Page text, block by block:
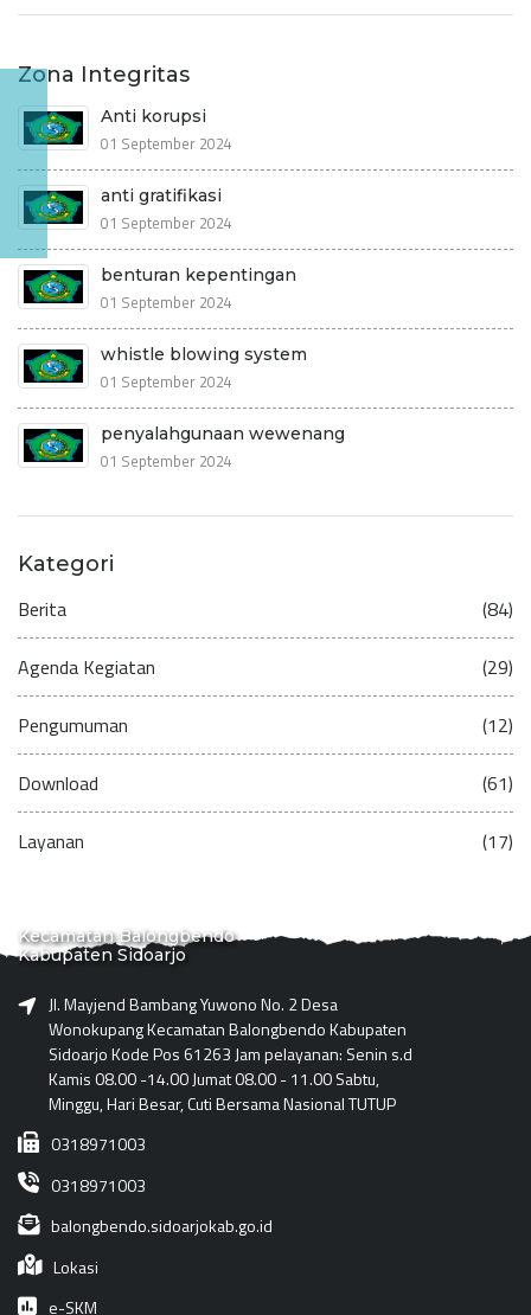
Zona Integritas
Anti korupsi
01 September 2024
anti gratifikasi
01 September 2024
benturan kepentingan
01 September 2024
whistle blowing system
01 September 2024
penyalahgunaan wewenang
01 September 2024
Kategori
Berita (84)
Agenda Kegiatan (29)
Pengumuman (12)
Download (61)
Layanan (17)
Kecamatan Balongbendo
Kabupaten Sidoarjo
Jl. Mayjend Bambang Yuwono No. 2 Desa
Wonokupang Kecamatan Balongbendo Kabupaten
Sidoarjo Kode Pos 61263 Jam pelayanan: Senin s.d
Kamis 08.00 -14.00 Jumat 08.00 - 11.00 Sabtu,
Minggu, Hari Besar, Cuti Bersama Nasional TUTUP
0318971003
0318971003
balongbendo.sidoarjokab.go.id
Lokasi
e-SKM